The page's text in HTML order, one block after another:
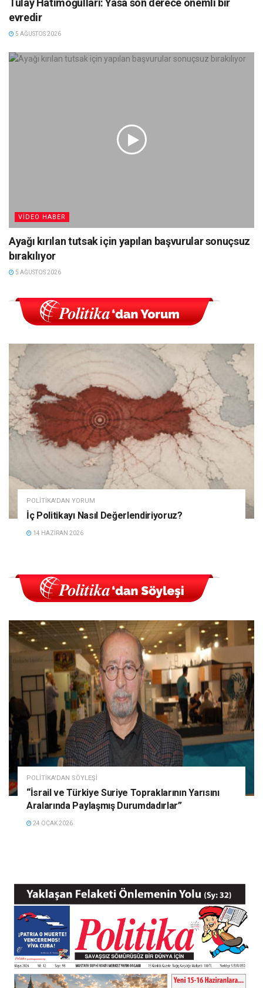
Tülay Hatimoğulları: Yasa son derece önemli bir
evredir
5 AĞUSTOS 2026
VIDEO HABER
Ayağı kırılan tutsak için yapılan başvurular sonuçsuz
bırakılıyor
5 AĞUSTOS 2026
POLITIKA'DAN YORUM
İç Politikayı Nasıl Değerlendiriyoruz?
14 HAZIRAN 2026
POLITIKA'DAN SÖYLEŞI
“İsrail ve Türkiye Suriye Topraklarının Yarısını
Aralarında Paylaşmış Durumdadırlar”
24 OCAK 2026